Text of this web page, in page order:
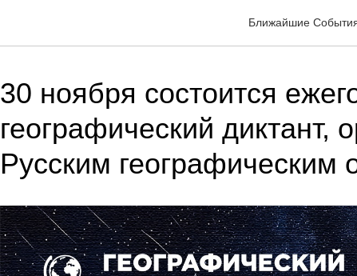
Ближайшие
30 ноября состоится
географический диктант,
Русским географическим